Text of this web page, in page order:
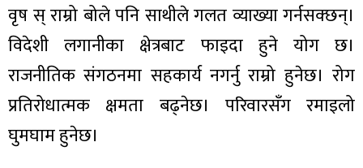
वृष स् राम्रो बोले पनि साथीले गलत व्याख्या गर्नसक्छन्।
विदेशी लगानीका क्षेत्रबाट फाइदा हुने योग छ।
राजनीतिक संगठनमा सहकार्य नगर्नु राम्रो हुनेछ। रोग
प्रतिरोधात्मक क्षमता बढ्नेछ। परिवारसँग रमाइलो
घुमघाम हुनेछ।